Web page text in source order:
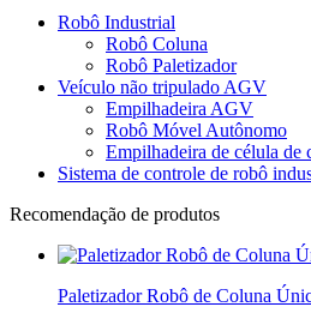
Robô Industrial
Robô Coluna
Robô Paletizador
Veículo não tripulado AGV
Empilhadeira AGV
Robô Móvel Autônomo
Empilhadeira de célula
Sistema de controle de robô
Recomendação de produtos
Paletizador Robô de Coluna